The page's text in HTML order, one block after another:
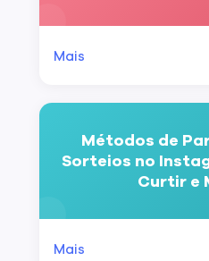
Mais
Métodos de
Sorteios no
Curtir e
Mais